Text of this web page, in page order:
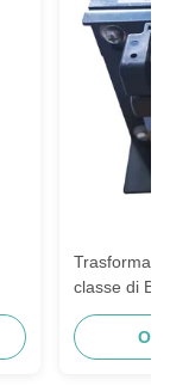
classe di B